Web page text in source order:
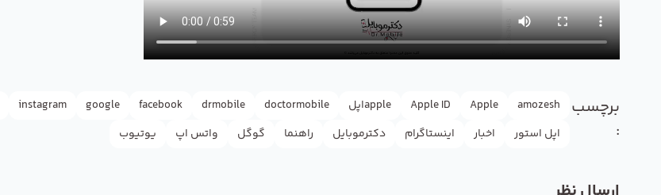
برچسب‌ها
:
amozesh
Apple
Apple ID appleاپل doctormobile
drmobile
facebook
google
instagram
اپل استور
اخبار اینستاگرام دکترموبایل راهنما گوگل واتس اپ یوتیوب